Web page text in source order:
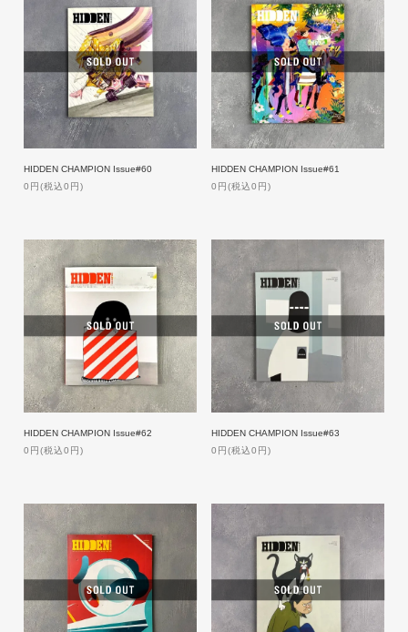
HIDDEN CHAMPION Issue#60
0円(税込0円)
HIDDEN CHAMPION Issue#61
0円(税込0円)
HIDDEN CHAMPION Issue#62
0円(税込0円)
HIDDEN CHAMPION Issue#63
0円(税込0円)